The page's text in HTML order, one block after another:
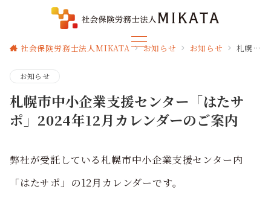
社会保険労務士法人MIKATA お知らせ お知らせ 札幌市中小企業支援センター「はたサポ」2024年12月カレンダーのご案内
お知らせ
札幌市中小企業支援センター「はたサ
ポ」2024年12月カレンダーのご案内
弊社が受託している札幌市中小企業支援センター内
「はたサポ」の12月カレンダーです。